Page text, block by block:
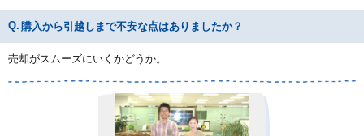
購入から引越しまで不安な点はありましたか？
売却がスムーズにいくかどうか。